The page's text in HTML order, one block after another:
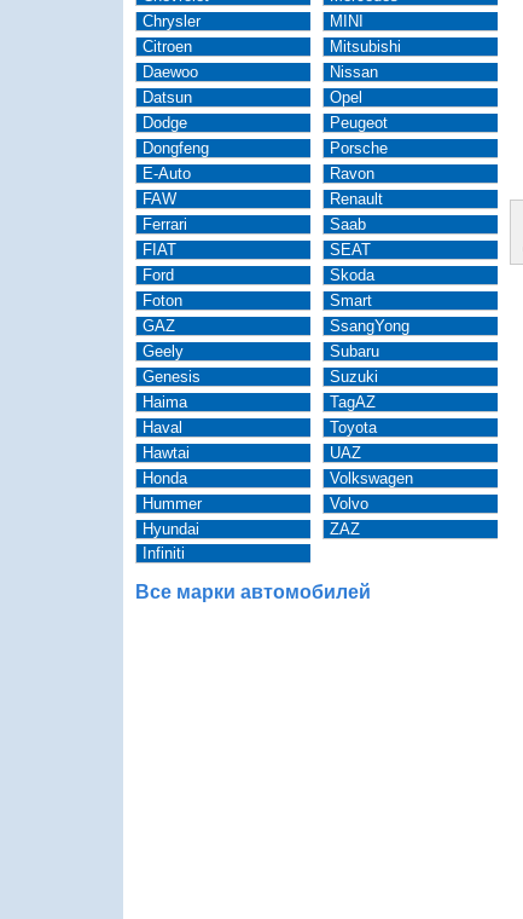
Chrysler
Citroen
Daewoo
Datsun
Dodge
Dongfeng
E-Auto
FAW
Ferrari
FIAT
Ford
Foton
GAZ
Geely
Genesis
Haima
Haval
Hawtai
Honda
Hummer
Hyundai
Infiniti
MINI
Mitsubishi
Nissan
Opel
Peugeot
Porsche
Ravon
Renault
Saab
SEAT
Skoda
Smart
SsangYong
Subaru
Suzuki
TagAZ
Toyota
UAZ
Volkswagen
Volvo
ZAZ
Все марки автомобилей